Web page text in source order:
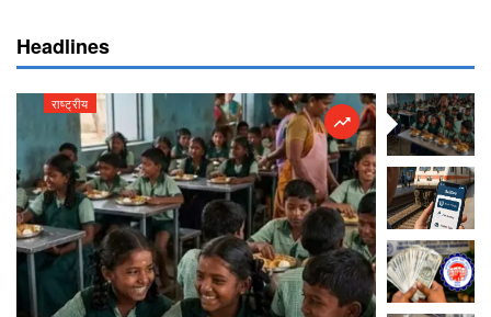
Headlines
राष्ट्रीय राष्ट्रीय